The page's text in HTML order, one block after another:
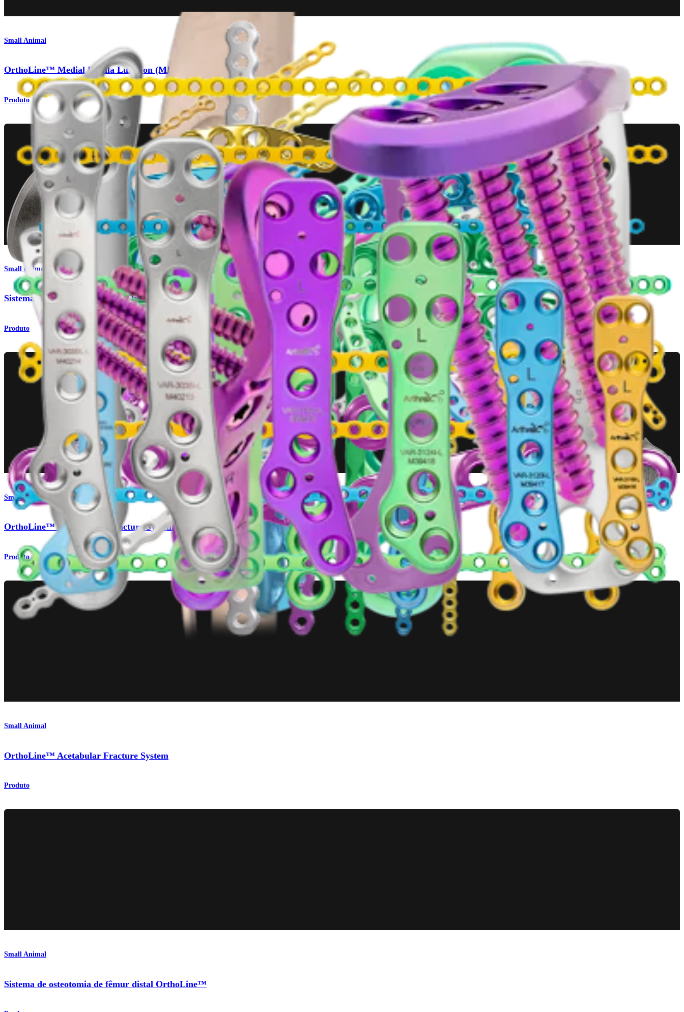
Small Animal
OrthoLine™ Medial Patella Luxation (MPL) System
Produto
Small Animal
Sistema de manejo de fraturas OrthoLine™
Produto
Small Animal
OrthoLine™ Bridge Plate Fracture System
Produto
Small Animal
OrthoLine™ Acetabular Fracture System
Produto
Small Animal
Sistema de osteotomia de fêmur distal OrthoLine™